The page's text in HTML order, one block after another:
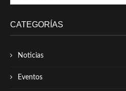
CATEGORÍAS
Noticias
Eventos